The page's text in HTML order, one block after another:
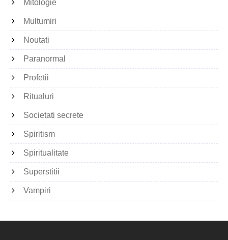
Mitologie
Multumiri
Noutati
Paranormal
Profetii
Ritualuri
Societati secrete
Spiritism
Spiritualitate
Superstitii
Vampiri